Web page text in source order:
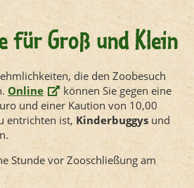
für Groß und Klein
die den Zoobesuch
Online
können Sie gegen eine
und einer Kaution von 10,00
entrichten ist, Kinderbuggys und
Stunde vor Zooschließung am